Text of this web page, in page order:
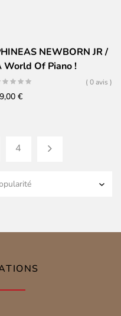
NEWBORN JR /
World Of Piano !
( 0 avis )
€
4